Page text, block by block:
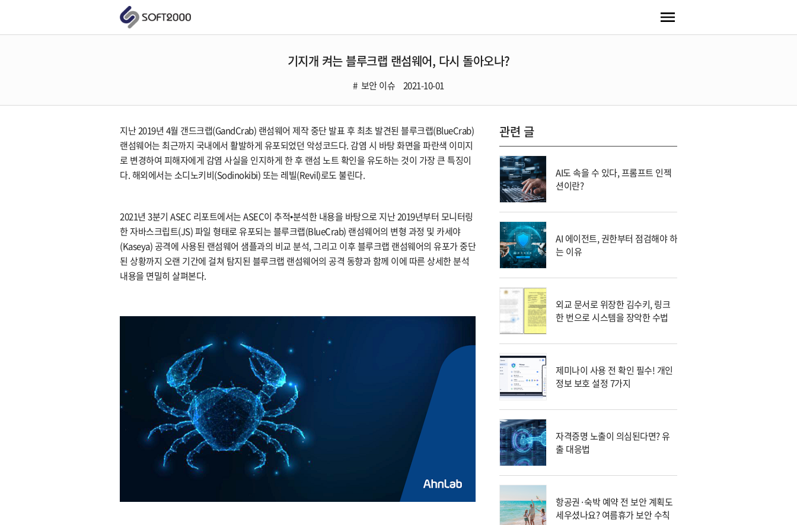
기지개 켜는 블루크랩 랜섬웨어, 다시 돌아오나?
보안 이슈 2021-10-01
지난 2019년 4월 갠드크랩(GandCrab) 랜섬웨어 제작 중단 발표 후 최초 발견된 블루크랩(BlueCrab)
랜섬웨어는 최근까지 국내에서 활발하게 유포되었던 악성코드다. 감염 시 바탕 화면을 파란색 이미지
로 변경하여 피해자에게 감염 사실을 인지하게 한 후 랜섬 노트 확인을 유도하는 것이 가장 큰 특징이
다. 해외에서는 소디노키비(Sodinokibi) 또는 레빌(Revil)로도 불린다.
2021년 3분기 ASEC 리포트에서는 ASEC이 추적•분석한 내용을 바탕으로 지난 2019년부터 모니터링
한 자바스크립트(JS) 파일 형태로 유포되는 블루크랩(BlueCrab) 랜섬웨어의 변형 과정 및 카세야
(Kaseya) 공격에 사용된 랜섬웨어 샘플과의 비교 분석, 그리고 이후 블루크랩 랜섬웨어의 유포가 중단
된 상황까지 오랜 기간에 걸쳐 탐지된 블루크랩 랜섬웨어의 공격 동향과 함께 이에 따른 상세한 분석
내용을 면밀히 살펴본다.
관련 글
AI도 속을 수 있다, 프롬프트 인젝
션이란?
AI 에이전트, 권한부터 점검해야 하
는 이유
외교 문서로 위장한 김수키, 링크
한 번으로 시스템을 장악한 수법
제미나이 사용 전 확인 필수! 개인
정보 보호 설정 7가지
자격증명 노출이 의심된다면? 유
출 대응법
항공권·숙박 예약 전 보안 계획도
세우셨나요? 여름휴가 보안 수칙